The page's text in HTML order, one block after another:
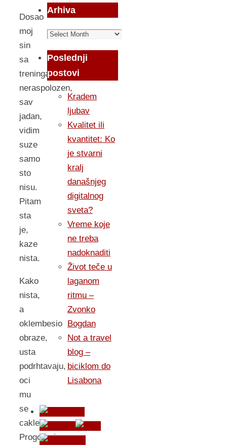
Dosao
moj
sin
sa
treninga,
neraspolozen,
sav
jadan,
vidim
suze
samo
sto
nisu.
Pitam
sta
je,
kaze
nista.
Kako
nista,
a
oklembesio
obraze,
usta
podrhtavaju,
oci
mu
se
cakle.
Progovori
Arhiva
Arhiva
Poslednji
postovi
Kradem
ljubav
Kvalitet ili
kvantitet: Ko
je stvarni
kralj
današnjeg
digitalnog
sveta?
Vreme koje
ne treba
nadoknaditi
Život teče u
laganom
ritmu –
Zvonko
Bogdan
Not a travel
blog –
biciklom do
Lisabona